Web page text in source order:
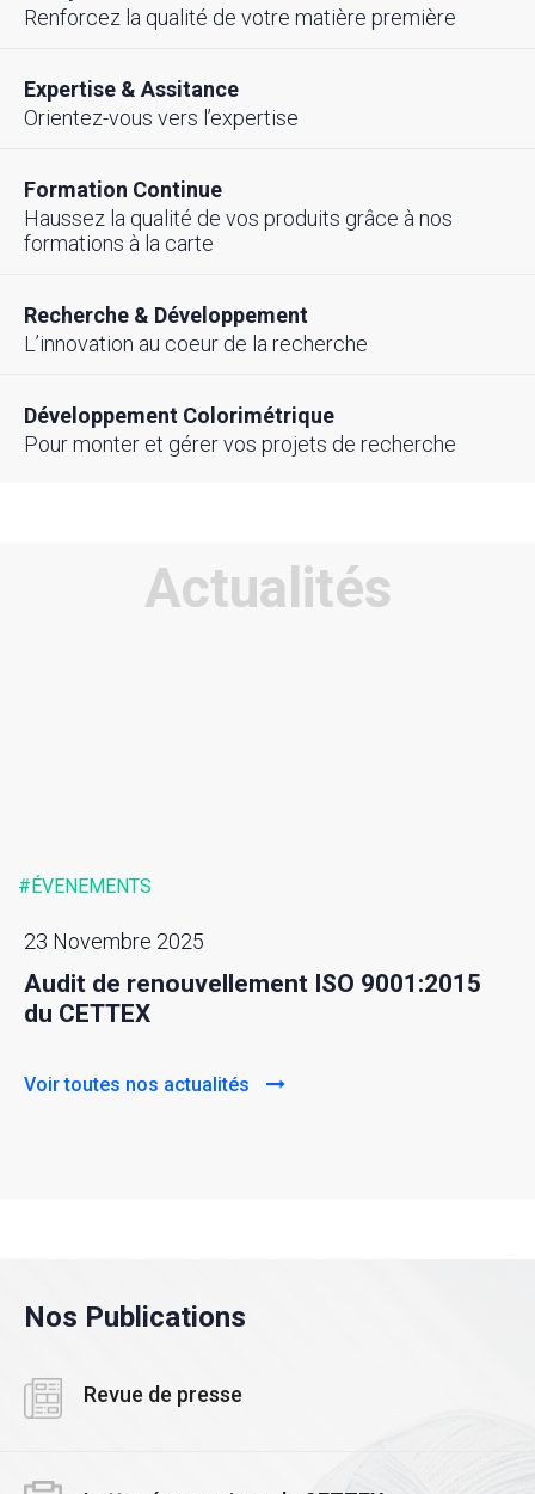
Renforcez la qualité de votre matière première
Expertise & Assitance
Orientez-vous vers l’expertise
Formation Continue
Haussez la qualité de vos produits grâce à nos
formations à la carte
Recherche & Développement
L’innovation au coeur de la recherche
Développement Colorimétrique
Pour monter et gérer vos projets de recherche
Actualités
#ÉVENEMENTS
23 Novembre 2025
Audit de renouvellement ISO 9001:2015
du CETTEX
Voir toutes nos actualités
Nos Publications
Revue de presse